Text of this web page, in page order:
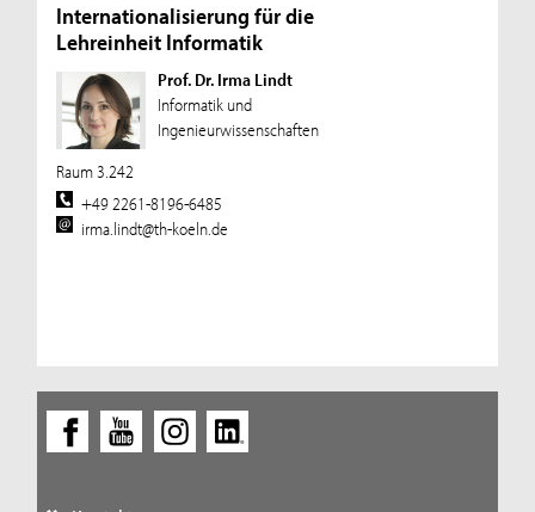
Internationalisierung für die
Lehreinheit Informatik
Prof. Dr. Irma Lindt
Informatik und
Ingenieurwissenschaften
Raum 3.242
+49 2261-8196-6485
irma.lindt@th-koeln.de